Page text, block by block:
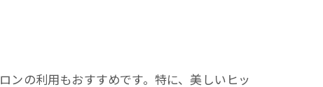
ンの利用もおすすめです。特に、美しいヒッ